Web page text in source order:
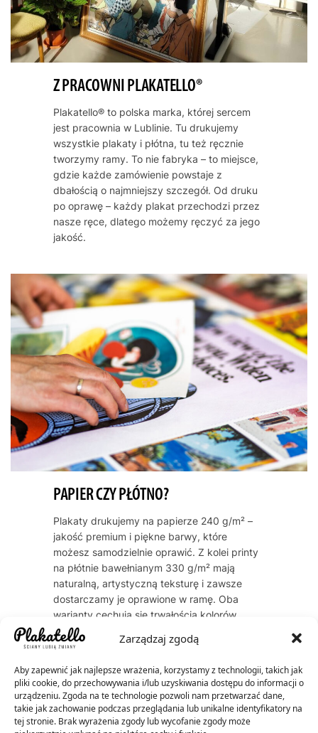
Zarządzaj zgodą
Aby zapewnić jak najlepsze wrażenia, korzystamy z technologii, takich jak
pliki cookie, do przechowywania i/lub uzyskiwania dostępu do informacji o
urządzeniu. Zgoda na te technologie pozwoli nam przetwarzać dane,
takie jak zachowanie podczas przeglądania lub unikalne identyfikatory na
tej stronie. Brak wyrażenia zgody lub wycofanie zgody może
Z PRACOWNI PLAKATELLO®
Plakatello® to polska marka, której sercem
jest pracownia w Lublinie. Tu drukujemy
wszystkie plakaty i płótna, tu też ręcznie
tworzymy ramy. To nie fabryka – to miejsce,
gdzie każde zamówienie powstaje z
dbałością o najmniejszy szczegół. Od druku
po oprawę – każdy plakat przechodzi przez
nasze ręce, dlatego możemy ręczyć za jego
jakość.
PAPIER CZY PŁÓTNO?
Plakaty drukujemy na papierze 240 g/m² –
jakość premium i piękne barwy, które
możesz samodzielnie oprawić. Z kolei printy
na płótnie bawełnianym 330 g/m² mają
naturalną, artystyczną teksturę i zawsze
dostarczamy je oprawione w ramę. Oba
warianty cechują się trwałością kolorów
przez dekady – do 60 lat dla plakatów, do
200 lat dla płócien.